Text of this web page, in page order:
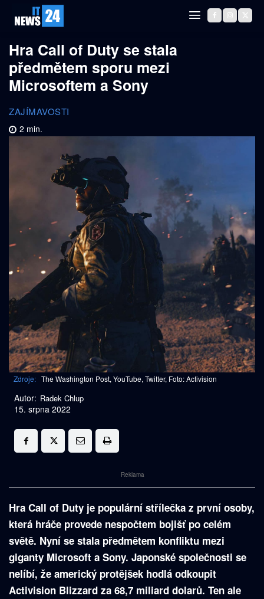
Hra Call of Duty se stala
předmětem sporu mezi
Microsoftem a Sony
ZAJÍMAVOSTI
2 min.
Zdroje: The Washington Post, YouTube, Twitter, Foto: Activision
Autor: Radek Chlup
15. srpna 2022
Reklama
Hra Call of Duty je populární střílečka z první osoby,
která hráče provede nespočtem bojišť po celém
světě. Nyní se stala předmětem konfliktu mezi
giganty Microsoft a Sony. Japonské společnosti se
nelíbí, že americký protějšek hodlá odkoupit
Activision Blizzard za 68,7 miliard dolarů. Ten ale